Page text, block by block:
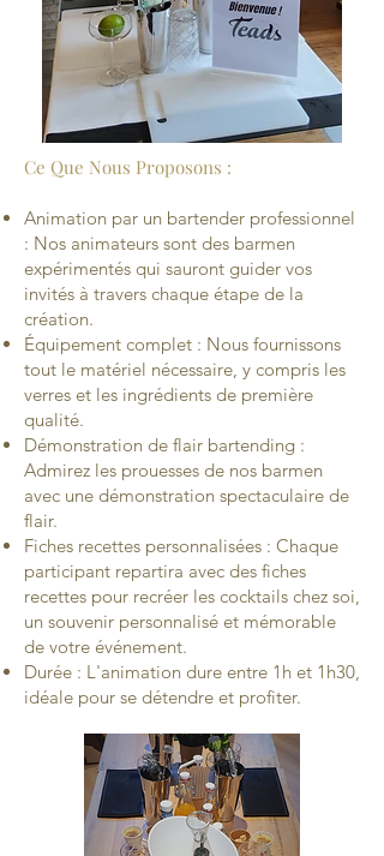
Ce Que Nous Proposons :
Animation par un bartender professionnel
: Nos animateurs sont des barmen
expérimentés qui sauront guider vos
invités à travers chaque étape de la
création.
Équipement complet : Nous fournissons
tout le matériel nécessaire, y compris les
verres et les ingrédients de première
qualité.
Démonstration de flair bartending :
Admirez les prouesses de nos barmen
avec une démonstration spectaculaire de
flair.
Fiches recettes personnalisées : Chaque
participant repartira avec des fiches
recettes pour recréer les cocktails chez soi,
un souvenir personnalisé et mémorable
de votre événement.
Durée : L'animation dure entre 1h et 1h30,
idéale pour se détendre et profiter.